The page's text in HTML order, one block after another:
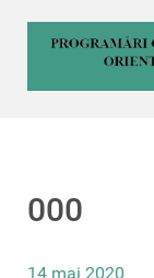
000
14 mai 2020